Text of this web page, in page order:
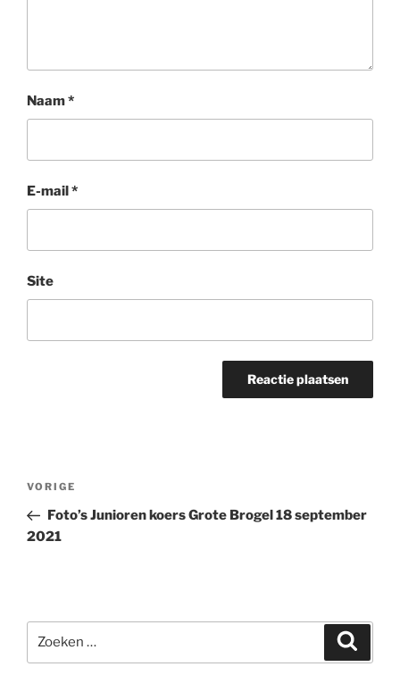
Naam*
E-mail *
Site
Bericht
Vorig
bericht
VORIGE
Foto’s Junioren koers Grote Brogel 18 september
2021
naar: